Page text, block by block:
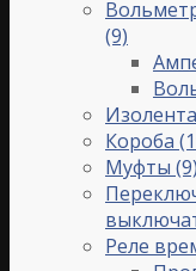
(9)
Изолента
Короба
Муфты (9)
Реле